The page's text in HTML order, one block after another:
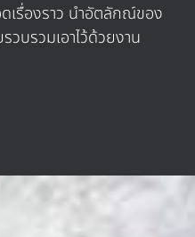
เรื่องราว นำอัตลักณ์ของ
บรวมเอาไว้ด้วยงาน